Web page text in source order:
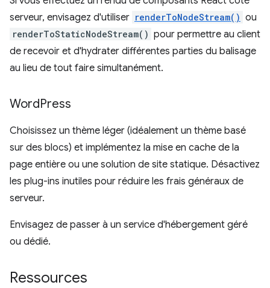
serveur, envisagez d'utiliser renderToNodeStream() ou
renderToStaticNodeStream() pour permettre au client
de recevoir et d'hydrater différentes parties du balisage
au lieu de tout faire simultanément.
WordPress
Choisissez un thème léger (idéalement un thème basé
sur des blocs) et implémentez la mise en cache de la
page entière ou une solution de site statique. Désactivez
les plug-ins inutiles pour réduire les frais généraux de
serveur.
Envisagez de passer à un service d'hébergement géré
ou dédié.
Ressources